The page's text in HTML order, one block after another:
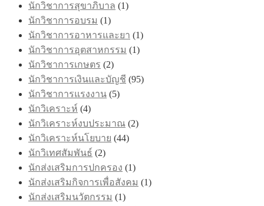
นักวิชาการสุขาภิบาล (1)
นักวิชาการอบรม (1)
นักวิชาการอาหารและยา (1)
นักวิชาการอุตสาหกรรม (1)
นักวิชาการเกษตร (2)
นักวิชาการเงินและบัญชี (95)
นักวิชาการแรงงาน (5)
นักวิเคราะห์ (4)
นักวิเคราะห์งบประมาณ (2)
นักวิเคราะห์นโยบาย (44)
นักวิเทศสัมพันธ์ (2)
นักส่งเสริมการปกครอง (1)
นักส่งเสริมกิจการเพื่อสังคม (1)
นักส่งเสริมนวัตกรรม (1)